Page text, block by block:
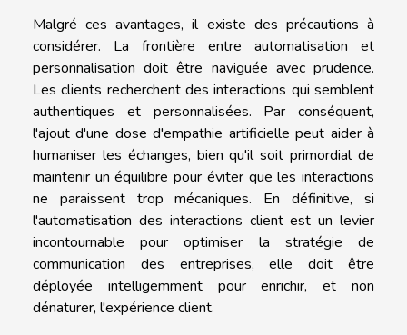
Malgré ces avantages, il existe des précautions à
considérer. La frontière entre automatisation et
personnalisation doit être naviguée avec prudence.
Les clients recherchent des interactions qui semblent
authentiques et personnalisées. Par conséquent,
l'ajout d'une dose d'empathie artificielle peut aider à
humaniser les échanges, bien qu'il soit primordial de
maintenir un équilibre pour éviter que les interactions
ne paraissent trop mécaniques. En définitive, si
l'automatisation des interactions client est un levier
incontournable pour optimiser la stratégie de
communication des entreprises, elle doit être
déployée intelligemment pour enrichir, et non
dénaturer, l'expérience client.